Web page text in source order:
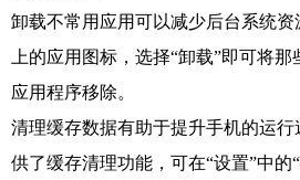
卸载不常用应用可以减少后台系统
上的应用图标，选择“卸载”即可将
应用程序移除。
清理缓存数据有助于提升手机的运
供了缓存清理功能，可在“设置”中的